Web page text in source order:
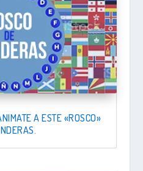
A ESTE «ROSCO»